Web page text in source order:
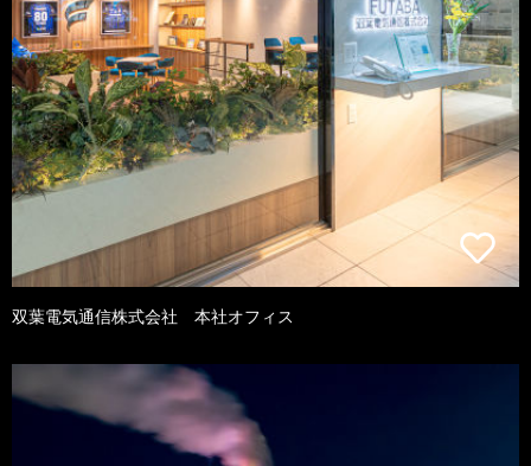
双葉電気通信株式会社 本社オフィス